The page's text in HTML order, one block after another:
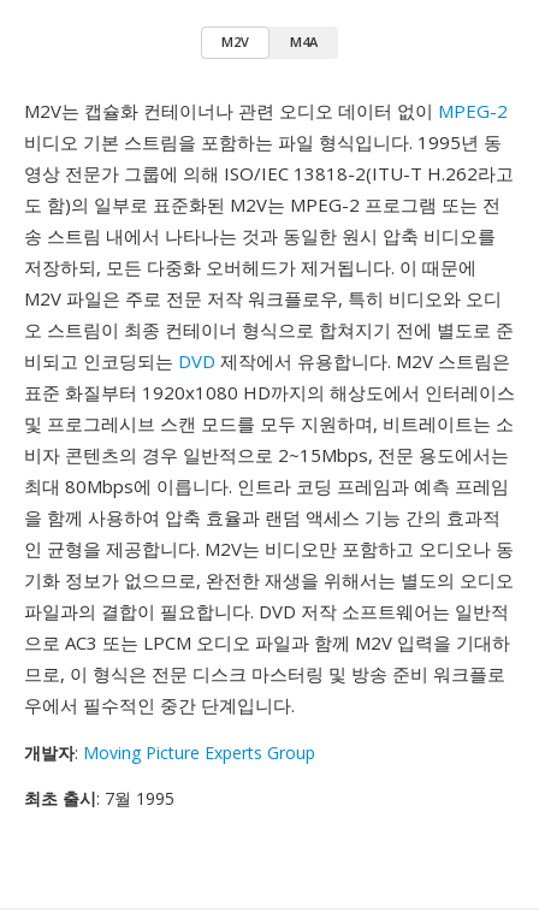
M2V M4A
M2V는 캡슐화 컨테이너나 관련 오디오 데이터 없이 MPEG-2
비디오 기본 스트림을 포함하는 파일 형식입니다. 1995년 동
영상 전문가 그룹에 의해 ISO/IEC 13818-2(ITU-T H.262라고
도 함)의 일부로 표준화된 M2V는 MPEG-2 프로그램 또는 전
송 스트림 내에서 나타나는 것과 동일한 원시 압축 비디오를
저장하되, 모든 다중화 오버헤드가 제거됩니다. 이 때문에
M2V 파일은 주로 전문 저작 워크플로우, 특히 비디오와 오디
오 스트림이 최종 컨테이너 형식으로 합쳐지기 전에 별도로 준
비되고 인코딩되는 DVD 제작에서 유용합니다. M2V 스트림은
표준 화질부터 1920x1080 HD까지의 해상도에서 인터레이스
및 프로그레시브 스캔 모드를 모두 지원하며, 비트레이트는 소
비자 콘텐츠의 경우 일반적으로 2~15Mbps, 전문 용도에서는
최대 80Mbps에 이릅니다. 인트라 코딩 프레임과 예측 프레임
을 함께 사용하여 압축 효율과 랜덤 액세스 기능 간의 효과적
인 균형을 제공합니다. M2V는 비디오만 포함하고 오디오나 동
기화 정보가 없으므로, 완전한 재생을 위해서는 별도의 오디오
파일과의 결합이 필요합니다. DVD 저작 소프트웨어는 일반적
으로 AC3 또는 LPCM 오디오 파일과 함께 M2V 입력을 기대하
므로, 이 형식은 전문 디스크 마스터링 및 방송 준비 워크플로
우에서 필수적인 중간 단계입니다.
개발자: Moving Picture Experts Group
최초 출시: 7월 1995